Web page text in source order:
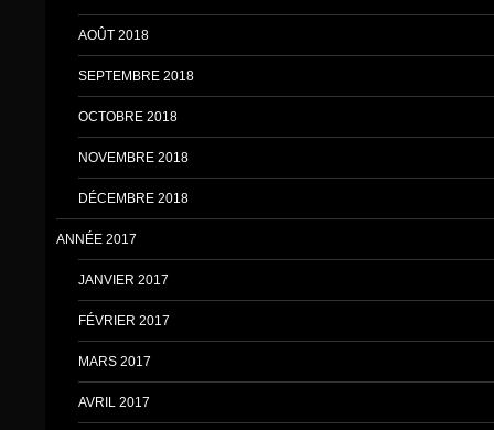
AOÛT 2018
SEPTEMBRE 2018
OCTOBRE 2018
NOVEMBRE 2018
DÉCEMBRE 2018
ANNÉE 2017
JANVIER 2017
FÉVRIER 2017
MARS 2017
AVRIL 2017